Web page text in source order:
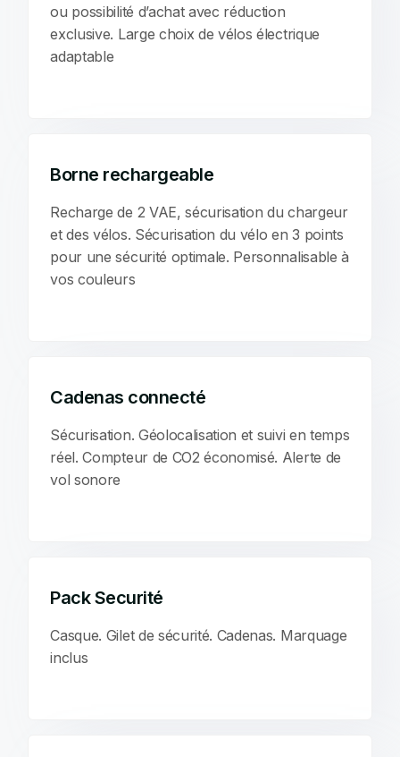
ou possibilité d’achat avec réduction
exclusive. Large choix de vélos électrique
adaptable
Borne rechargeable
Recharge de 2 VAE, sécurisation du chargeur
et des vélos. Sécurisation du vélo en 3 points
pour une sécurité optimale. Personnalisable à
vos couleurs
Cadenas connecté
Sécurisation. Géolocalisation et suivi en temps
réel. Compteur de CO2 économisé. Alerte de
vol sonore
Pack Securité
Casque. Gilet de sécurité. Cadenas. Marquage
inclus